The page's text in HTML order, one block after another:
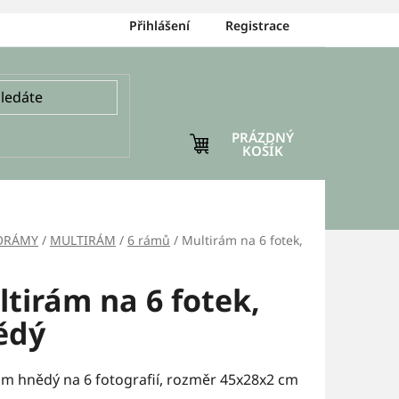
Přihlášení Registrace
NÁKUPNÍ
PRÁZDNÝ
KOŠÍK
/ MULTIRÁM / 6 rámů / Multirám na 6 fotek,
na 6 fotek,
hnědý na 6 fotografií, rozměr 45x28x2 cm